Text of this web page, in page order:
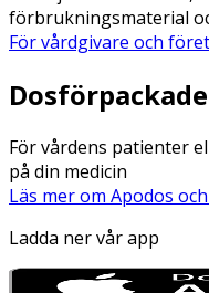
förbrukningsmaterial
För vårdgivare och
För vårdens patienter
på din medicin
Läs mer om Apodos
Ladda ner vår app